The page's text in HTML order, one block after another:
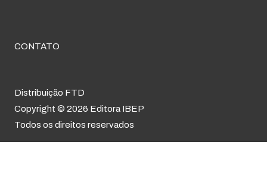
CONTATO
Distribuição FTD
Copyright © 2026 Editora IBEP
Todos os direitos reservados